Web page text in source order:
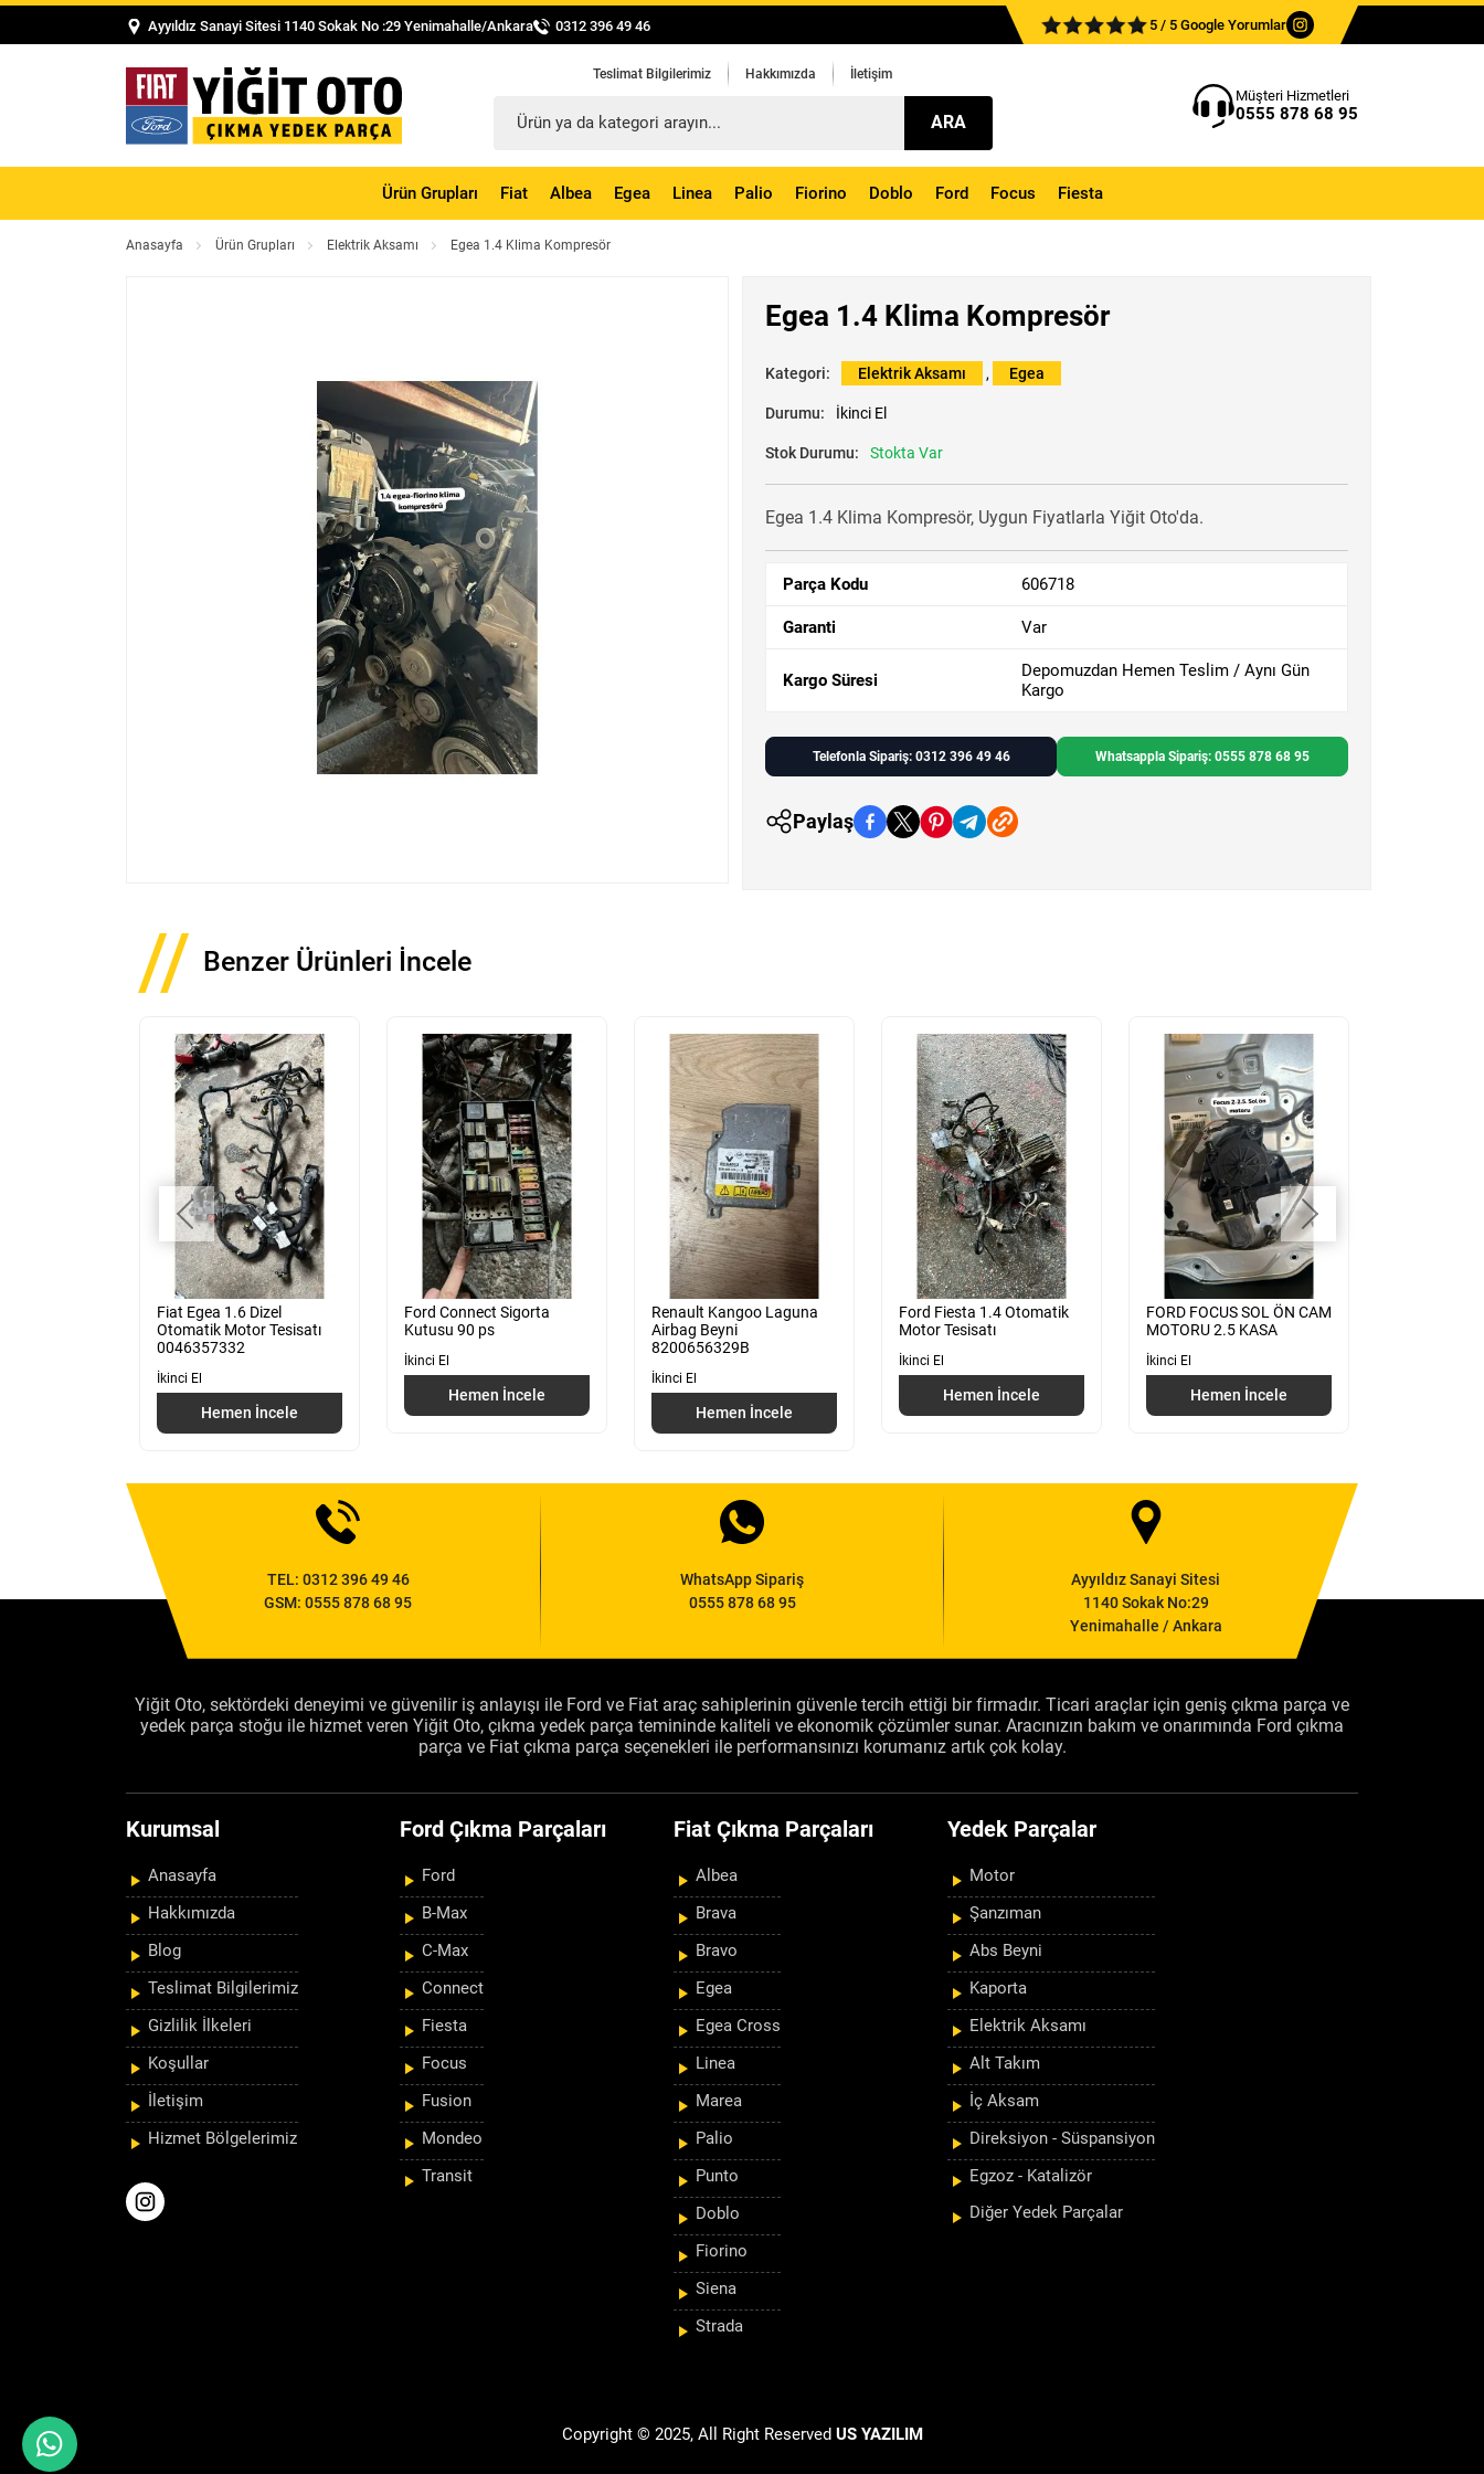
Ayyıldız Sanayi Sitesi 1140 Sokak No :29 Yenimahalle/Ankara 0312 396 49 46 5 / 5 Google Yorumlar
Teslimat Bilgilerimiz Hakkımızda İletişim
ARA
Müşteri Hizmetleri
0555 878 68 95
Ürün Grupları Fiat Albea Egea Linea Palio Fiorino Doblo Ford Focus Fiesta
Anasayfa Ürün Grupları Elektrik Aksamı Egea 1.4 Klima Kompresör
Egea 1.4 Klima Kompresör
Kategori: Elektrik Aksamı , Egea
Durumu: İkinci El
Stok Durumu: Stokta Var
Egea 1.4 Klima Kompresör, Uygun Fiyatlarla Yiğit Oto'da.
Parça Kodu 606718
Garanti Var
Kargo Süresi
Depomuzdan Hemen Teslim / Aynı Gün
Kargo
Telefonla Sipariş: 0312 396 49 46 Whatsappla Sipariş: 0555 878 68 95
Paylaş
Benzer Ürünleri İncele
Fiat Egea 1.6 Dizel
Otomatik Motor Tesisatı
0046357332
İkinci El
Hemen İncele
Ford Connect Sigorta
Kutusu 90 ps
İkinci El
Hemen İncele
Renault Kangoo Laguna
Airbag Beyni
8200656329B
İkinci El
Hemen İncele
Ford Fiesta 1.4 Otomatik
Motor Tesisatı
İkinci El
Hemen İncele
FORD FOCUS SOL ÖN CAM
MOTORU 2.5 KASA
İkinci El
Hemen İncele
TEL: 0312 396 49 46
GSM:0555 878 68 95
WhatsApp Sipariş
0555 878 68 95
Ayyıldız Sanayi Sitesi
1140 Sokak No:29
Yenimahalle / Ankara
Yiğit Oto, sektördeki deneyimi ve güvenilir iş anlayışı ile Ford ve Fiat araç sahiplerinin güvenle tercih ettiği bir firmadır. Ticari araçlar için geniş çıkma parça ve
yedek parça stoğu ile hizmet veren Yiğit Oto, çıkma yedek parça temininde kaliteli ve ekonomik çözümler sunar. Aracınızın bakım ve onarımında Ford çıkma
parça ve Fiat çıkma parça seçenekleri ile performansınızı korumanız artık çok kolay.
Kurumsal
Anasayfa
Hakkımızda
Blog
Teslimat Bilgilerimiz
Gizlilik İlkeleri
Koşullar
İletişim
Hizmet Bölgelerimiz
Ford Çıkma Parçaları
Ford
B-Max
C-Max
Connect
Fiesta
Focus
Fusion
Mondeo
Transit
Fiat Çıkma Parçaları
Albea
Brava
Bravo
Egea
Egea Cross
Linea
Marea
Palio
Punto
Doblo
Fiorino
Siena
Strada
Yedek Parçalar
Motor
Şanzıman
Abs Beyni
Kaporta
Elektrik Aksamı
Alt Takım
İç Aksam
Direksiyon - Süspansiyon
Egzoz - Katalizör
Diğer Yedek Parçalar
Copyright © 2025, All Right Reserved US YAZILIM